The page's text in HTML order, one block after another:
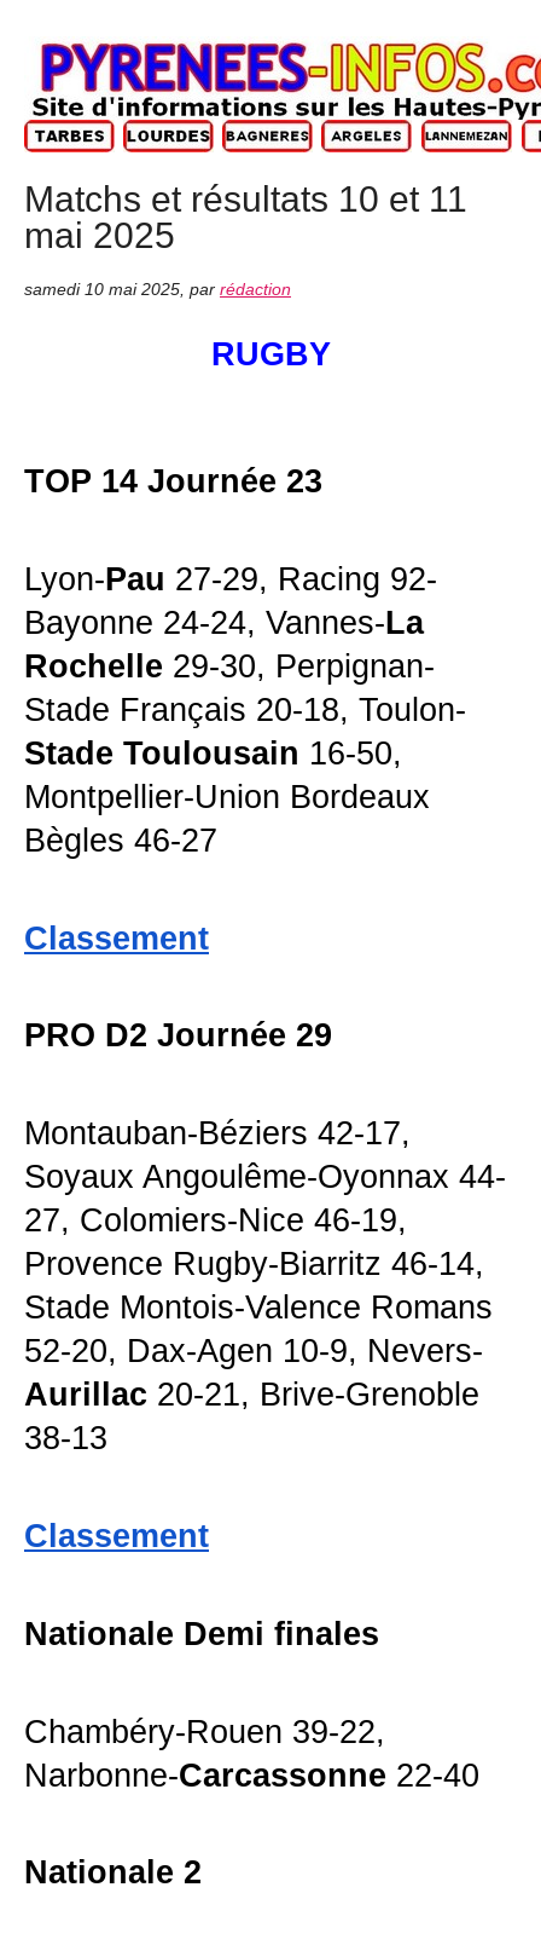
Matchs et résultats 10 et 11
mai 2025
samedi 10 mai 2025 par rédaction
RUGBY
TOP 14 Journée 23
Lyon-Pau 27-29, Racing 92-
Bayonne 24-24, Vannes-La
Rochelle 29-30, Perpignan-
Stade Français 20-18, Toulon-
Stade Toulousain 16-50,
Montpellier-Union Bordeaux
Bègles 46-27
Classement
PRO D2 Journée 29
Montauban-Béziers 42-17,
Soyaux Angoulême-Oyonnax 44-
27, Colomiers-Nice 46-19,
Provence Rugby-Biarritz 46-14,
Stade Montois-Valence Romans
52-20, Dax-Agen 10-9, Nevers-
Aurillac 20-21, Brive-Grenoble
38-13
Classement
Nationale Demi finales
Chambéry-Rouen 39-22,
Narbonne-Carcassonne 22-40
Nationale 2